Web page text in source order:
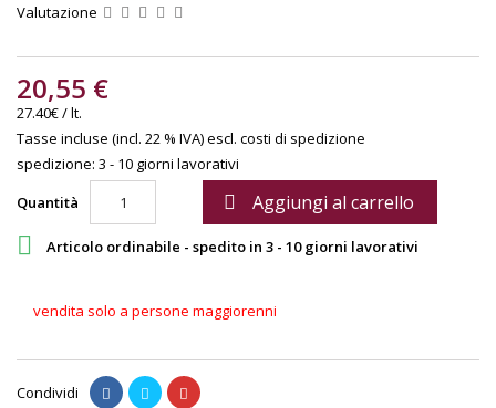
Valutazione
20,55 €
27.40€ / lt.
Tasse incluse (incl. 22 % IVA)escl. costi di spedizione
spedizione: 3 - 10 giorni lavorativi
Quantità
 Aggiungi al carrello
 Articolo ordinabile - spedito in 3 - 10 giorni lavorativi
vendita solo a persone maggiorenni
Condividi